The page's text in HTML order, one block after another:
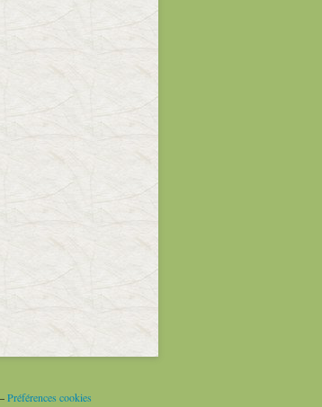
Préférences cookies